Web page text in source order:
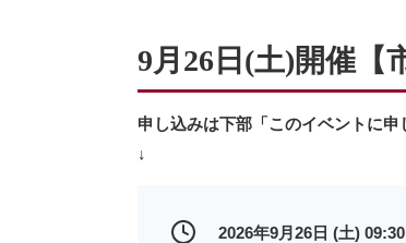
9月26日(土)開催【
申し込みは下部「このイベントに
↓
2026年9月26日 (土)